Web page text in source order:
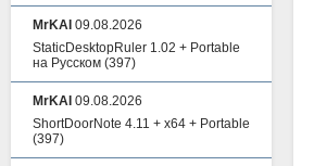
MrKAI 09.08.2026
StaticDesktopRuler 1.02 + Portable
на Русском (397)
MrKAI 09.08.2026
ShortDoorNote 4.11 + x64 + Portable
(397)